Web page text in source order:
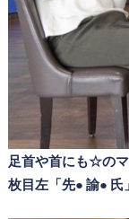
足首や首にも☆の
枚目左「先● 諭● 氏」